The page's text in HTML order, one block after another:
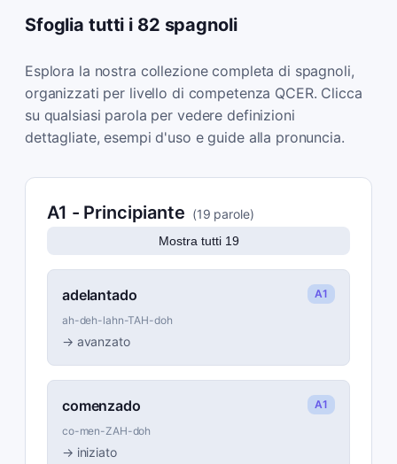
Sfoglia tutti i 82 spagnoli
Esplora la nostra collezione completa di spagnoli,
organizzati per livello di competenza QCER. Clicca
su qualsiasi parola per vedere definizioni
dettagliate, esempi d'uso e guide alla pronuncia.
A1 - Principiante (19 parole)
Mostra tutti 19
adelantado
A1
ah-deh-lahn-TAH-doh
→ avanzato
comenzado
A1
co-men-ZAH-doh
→ iniziato